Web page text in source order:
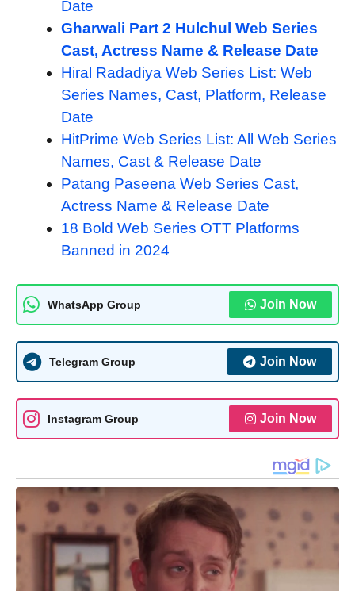
Date
Gharwali Part 2 Hulchul Web Series
Cast, Actress Name & Release Date
Hiral Radadiya Web Series List: Web
Series Names, Cast, Platform, Release
Date
HitPrime Web Series List: All Web Series
Names, Cast & Release Date
Patang Paseena Web Series Cast,
Actress Name & Release Date
18 Bold Web Series OTT Platforms
Banned in 2024
WhatsApp Group Join Now
Telegram Group Join Now
Instagram Group Join Now